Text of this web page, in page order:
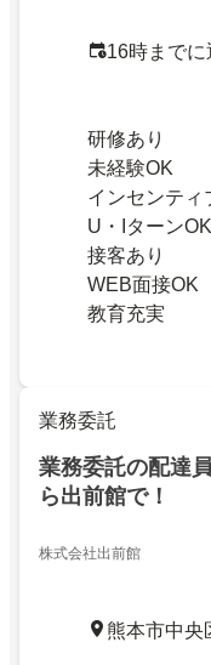
16時までに
研修あり
未経験OK
インセンティ
U・IターンOK
接客あり
WEB面接OK
教育充実
業務委託
業務委託の配達
ら出前館で！
株式会社出前館
熊本市中央